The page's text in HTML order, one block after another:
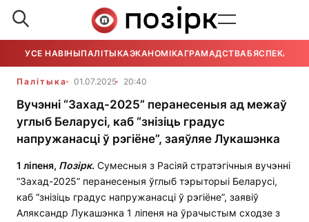
УСЕ НАВІНЫПАЛІТЫКАЭКАНОМІКАГРАМАДСТВАБЯСПЕКА
Палітыка 01.07.2025 20:40
Вучэнні “Захад-2025” перанесеныя ад межаў
углыб Беларусі, каб “знізіць градус
напружанасці ў рэгіёне”, заяўляе Лукашэнка
1 ліпеня, Позірк. Сумесныя з Расіяй стратэгічныя вучэнні
“Захад-2025” перанесеныя ўглыб тэрыторыі Беларусі,
каб “знізіць градус напружанасці ў рэгіёне”, заявіў
Аляксандр Лукашэнка 1 ліпеня на ўрачыстым сходзе з